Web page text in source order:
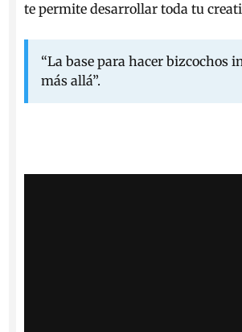
te permite desarrollar toda tu
“La base para hacer bizcochos
más allá”.